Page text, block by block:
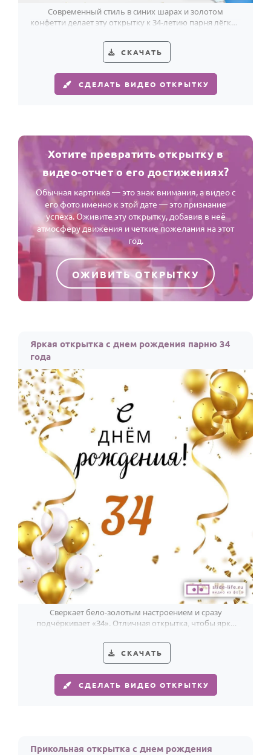
Современный стиль в синих шарах и золотом
конфетти делает эту открытку к 34-летию парня лёгкой
СКАЧАТЬ
СДЕЛАТЬ ВИДЕО ОТКРЫТКУ
Хотите превратить открытку в
видео-отчет о его достижениях?
Обычная картинка — это знак внимания, а видео с
его фото именно к этой дате — это признание
успеха. Оживите эту открытку, добавив в неё
атмосферу движения и четкие пожелания на этот
год.
ОЖИВИТЬ ОТКРЫТКУ
Яркая открытка с днем рождения парню 34
года
Сверкает бело-золотым настроением и сразу
подчёркивает «34». Отличная открытка, чтобы ярко
СКАЧАТЬ
СДЕЛАТЬ ВИДЕО ОТКРЫТКУ
Прикольная открытка с днем рождения